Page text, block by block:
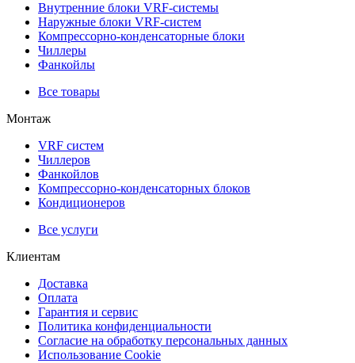
Внутренние блоки VRF-cистемы
Наружные блоки VRF-cистем
Компрессорно-конденсаторные блоки
Чиллеры
Фанкойлы
Все товары
Монтаж
VRF систем
Чиллеров
Фанкойлов
Компрессорно-конденсаторных блоков
Кондиционеров
Все услуги
Клиентам
Доставка
Оплата
Гарантия и сервис
Политика конфиденциальности
Согласие на обработку персональных данных
Использование Cookie